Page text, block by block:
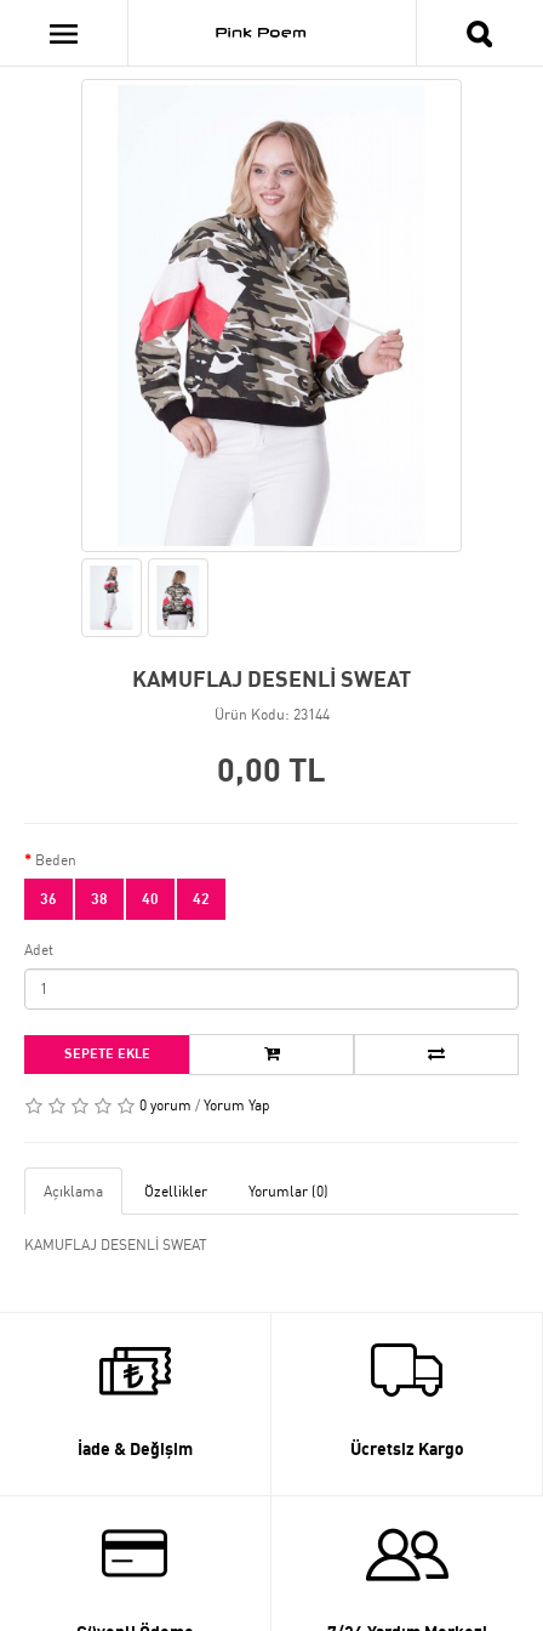
KAMUFLAJ DESENLİ SWEAT
Ürün Kodu: 23144
0,00 TL
Beden
36 38 40 42
Adet
SEPETE EKLE
0 yorum / Yorum Yap
Açıklama Özellikler Yorumlar (0)
KAMUFLAJ DESENLİ SWEAT
İade & Değişim Ücretsiz Kargo